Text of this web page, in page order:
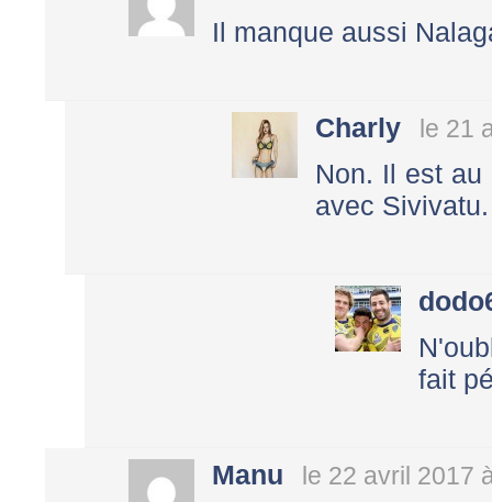
Il manque aussi
Charly le 21
Non. Il est
avec
fait
Manu le 22 avril 2017